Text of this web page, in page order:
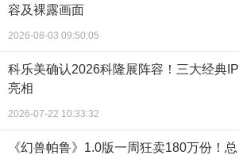
容及裸露画面
2026-08-03 09:50:05
科乐美确认2026科隆展阵容！三大经典IP
亮相
2026-07-22 10:33:32
《幻兽帕鲁》1.0版一周狂卖180万份！总